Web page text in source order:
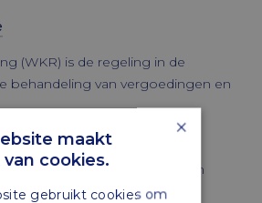
(WKR) is de regeling in de
behandeling van vergoedingen en
Binnen de vrije ruimte kunnen
×
maakt
cookies.
gebruikt cookies om